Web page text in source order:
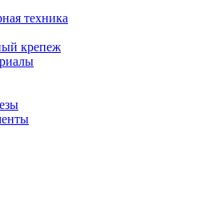
техника
крепеж